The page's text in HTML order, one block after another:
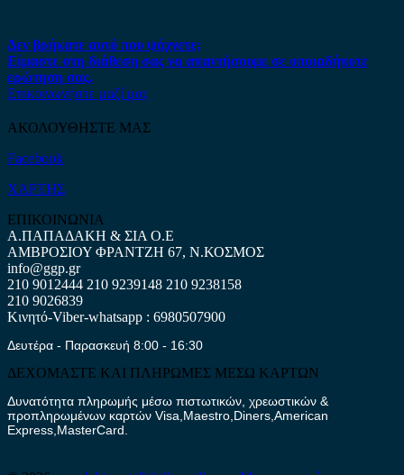
Δεν βρήκατε αυτό που ψάχνετε;
Είμαστε στη διάθεση σας να απαντήσουμε σε οποιαδήποτε
ερώτηση σας.
Επικοινωνήστε μαζί μας
ΑΚΟΛΟΥΘΗΣΤΕ ΜΑΣ
Facebook
ΧΑΡΤΗΣ
ΕΠΙΚΟΙΝΩΝΙΑ
Α.ΠΑΠΑΔΑΚΗ & ΣΙΑ Ο.Ε
ΑΜΒΡΟΣΙΟΥ ΦΡΑΝΤΖΗ 67, Ν.ΚΟΣΜΟΣ
info@ggp.gr
210 9012444 210 9239148 210 9238158
210 9026839
Κινητό-Viber-whatsapp : 6980507900
Δευτέρα - Παρασκευή 8:00 - 16:30
ΔΕΧΟΜΑΣΤΕ ΚΑΙ ΠΛΗΡΩΜΕΣ ΜΕΣΩ ΚΑΡΤΩΝ
Δυνατότητα πληρωμής μέσω πιστωτικών, χρεωστικών &
προπληρωμένων καρτών Visa,Maestro,Diners,American
Express,MasterCard.